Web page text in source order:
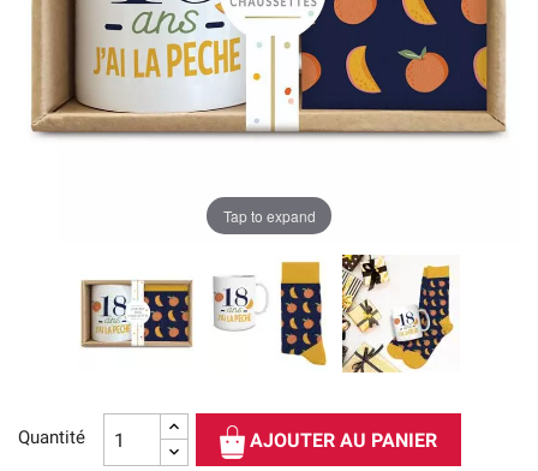
Tap to expand
Quantité AJOUTER AU PANIER